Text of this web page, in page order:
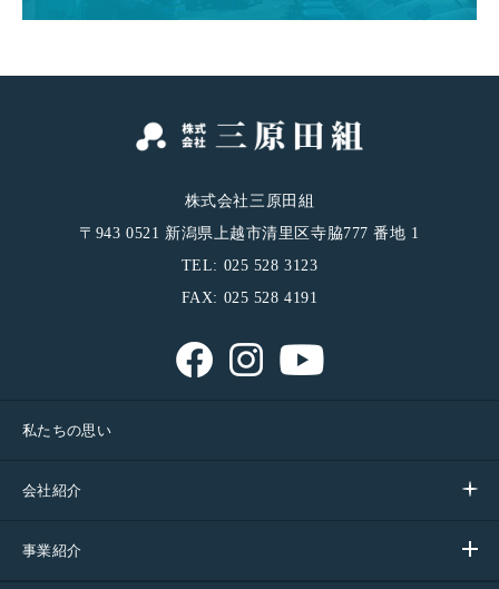
ジオZERO工法(無排土型)」の2種類があります。特に
るうえ、作業の効率化にも貢献できるのは大きなメリ
地盤改良機とミニバックホーだけで施工できるのが、
エコジオ工法の特徴です。また砕石の締め固めは回転
生することもありません。その結果、周辺環境への影
株式会社三原田組
〒943 0521 新潟県上越市清里区寺脇777 番地 1
TEL: 025 528 3123
FAX: 025 528 4191
私たちの思い
会社紹介
事業紹介